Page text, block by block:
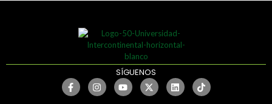
SÍGUENOS